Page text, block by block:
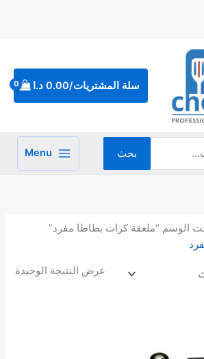
سلة المشتريات/0.00 د.ا
بحث Menu
الوسم “ملعقة كرات بطاطا مفرد”
عرض النتيجة الوحيدة